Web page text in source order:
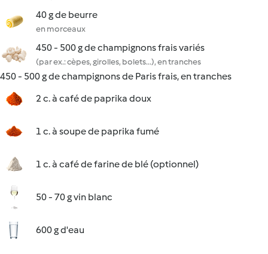
40 g de beurre
en morceaux
450 - 500 g de champignons frais variés
(par ex.: cèpes, girolles, bolets...), en tranches
450 - 500 g de champignons de Paris frais, en tranches
2 c. à café de paprika doux
1 c. à soupe de paprika fumé
1 c. à café de farine de blé (optionnel)
50 - 70 g vin blanc
600 g d'eau